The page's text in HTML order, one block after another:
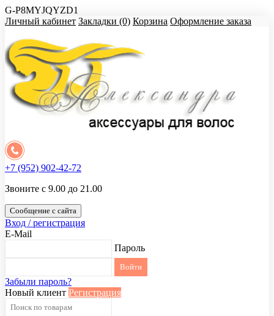
G-P8MYJQYZD1
Личный кабинет Закладки (0) Корзина Оформление заказа
+7 (952) 902-42-72
Звоните с 9.00 до 21.00
Сообщение с сайта
Вход / регистрация
E-Mail
Пароль
Забыли пароль?
Новый клиент Регистрация